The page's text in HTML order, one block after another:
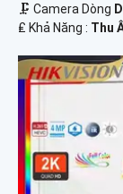
🗜️ Camera Dòng
️₤ Khả Năng : Thu